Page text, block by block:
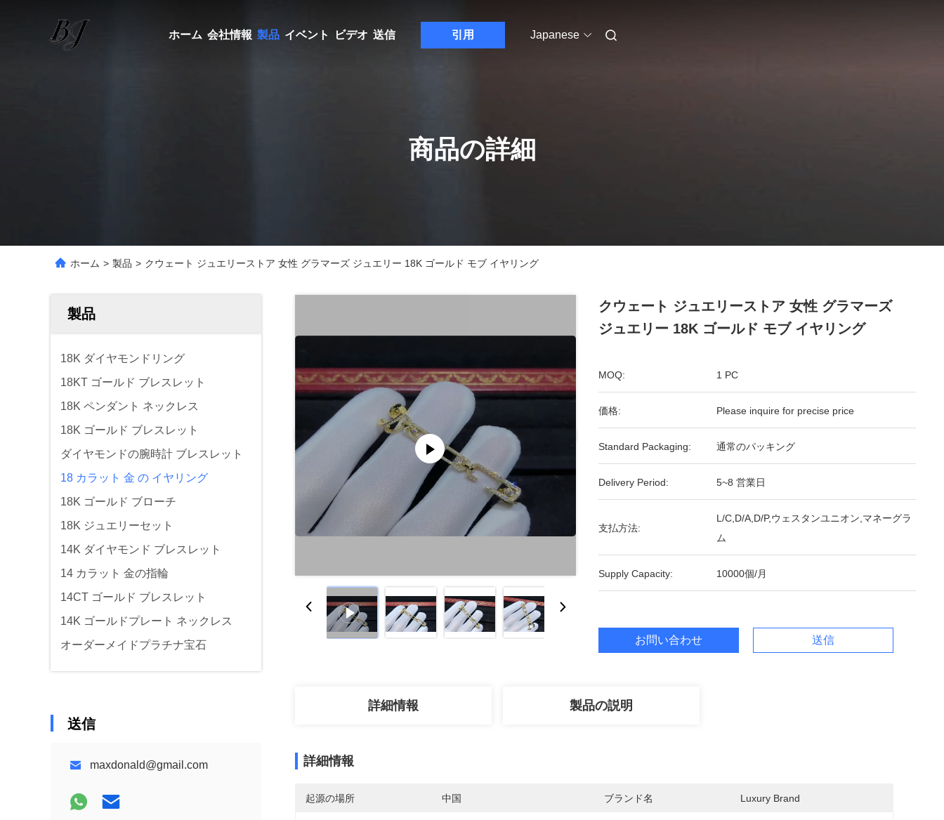
ホーム 会社情報 製品 イベント ビデオ 送信 引用 Japanese
商品の詳細
ホーム > 製品 > クウェート ジュエリーストア 女性 グラマーズ ジュエリー 18K ゴールド モブ イヤリング
製品
18K ダイヤモンドリング
18KT ゴールド ブレスレット
18K ペンダント ネックレス
18K ゴールド ブレスレット
ダイヤモンドの腕時計 ブレスレット
18 カラット 金 の イヤリング
18K ゴールド ブローチ
18K ジュエリーセット
14K ダイヤモンド ブレスレット
14 カラット 金の指輪
14CT ゴールド ブレスレット
14K ゴールドプレート ネックレス
オーダーメイドプラチナ宝石
送信
maxdonald@gmail.com
クウェート ジュエリーストア 女性 グラマーズ
ジュエリー 18K ゴールド モブ イヤリング
MOQ: 1 PC
価格: Please inquire for precise price
Standard Packaging: 通常のパッキング
Delivery Period: 5~8 営業日
支払方法:
L/C,D/A,D/P,ウェスタンユニオン,マネーグラ
ム
Supply Capacity: 10000個/月
お問い合わせ 送信
詳細情報 製品の説明
詳細情報
起源の場所 中国 ブランド名 Luxury Brand